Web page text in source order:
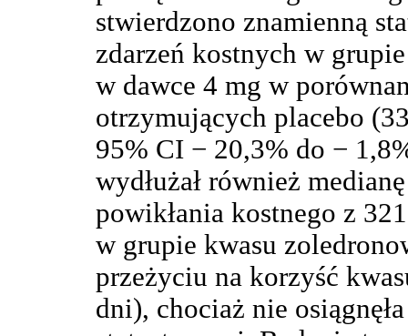
stwierdzono znamienną
zdarzeń kostnych w
w dawce 4 mg w
otrzymujących placebo
95% CI − 20,3% do −
wydłużał również
powikłania kostnego z
w grupie kwasu
przeżyciu na korzyść
dni), chociaż nie